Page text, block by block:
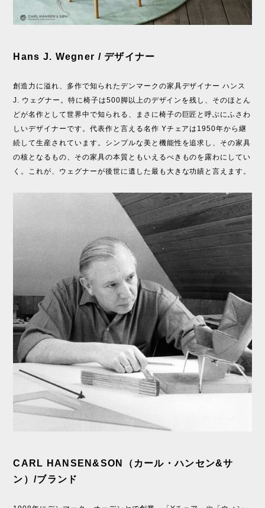
Hans J. Wegner / デザイナー
創造力に溢れ、多作で知られたデンマークの家具デザイナー ハンス
J. ウェグナー。特に椅子は500脚以上のデザインを残し、そのほとん
どが名作として世界中で知られる、まさに椅子の巨匠と呼ぶにふさわ
しいデザイナーです。代表作と言える名作 Yチェアは1950年から継
続して生産されています。シンプルな美と機能性を追求し、その家具
の核となるもの、その家具の本質ともいえるべきものを露わにしてい
く。これが、ウェグナーが後世に遺した最も大きな功績と言えます。
CARL HANSEN&SON（カール・ハンセン&サ
ン）/ブランド